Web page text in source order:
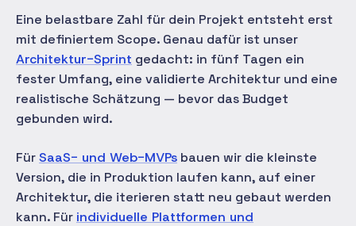
Eine belastbare Zahl für dein Projekt entsteht erst
mit definiertem Scope. Genau dafür ist unser
Architektur-Sprint gedacht: in fünf Tagen ein
fester Umfang, eine validierte Architektur und eine
realistische Schätzung — bevor das Budget
gebunden wird.
FürSaaS- und Web-MVPs bauen wir die kleinste
Version, die in Produktion laufen kann, auf einer
Architektur, die iterieren statt neu gebaut werden
kann. Für individuelle Plattformen und